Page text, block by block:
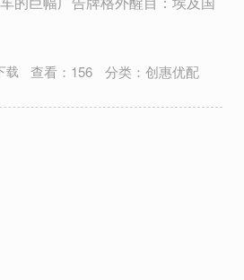
载 查看： 156 分类： 创惠优配